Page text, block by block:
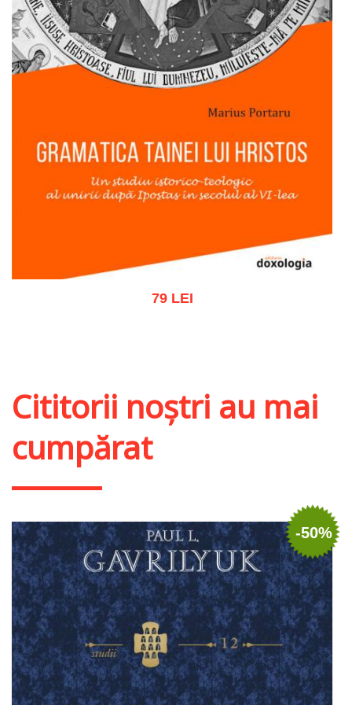
79 LEI
Cititorii noștri au mai
cumpărat
-50%